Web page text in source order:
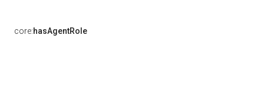
core:hasAgentRole